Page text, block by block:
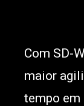
Com SD-
maior
tempo em